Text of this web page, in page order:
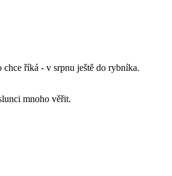
říká - v srpnu ještě do rybníka.
mnoho věřit.